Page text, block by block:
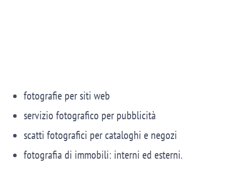
fotografie per siti web
servizio fotografico per pubblicità
scatti fotografici per cataloghi e negozi
fotografia di immobili: interni ed esterni.